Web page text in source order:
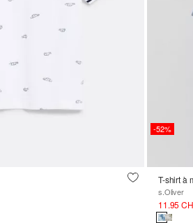
-52%
T-shirt à
s.Oliver
11.95